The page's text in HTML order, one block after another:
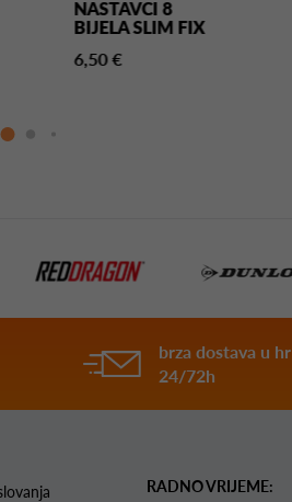
NASTAVCI 8
BIJELA SLIM FIX
6,50 €
brza dostava u hr
24/72h
RADNO VRIJEME: